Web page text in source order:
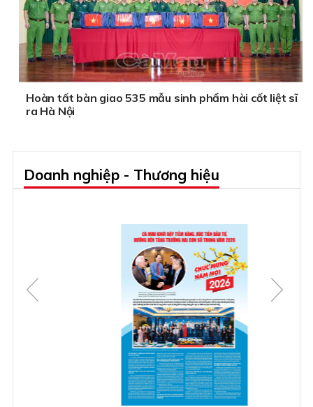
Hoàn tất bàn giao 535 mẫu sinh phẩm hài cốt liệt sĩ
ra Hà Nội
Doanh nghiệp - Thương hiệu